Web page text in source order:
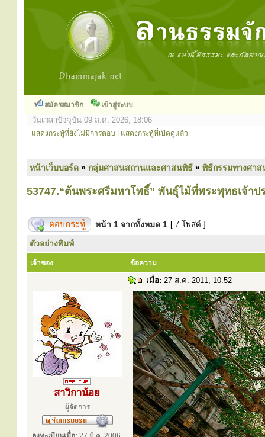
สมัครสมาชิก เข้าสู่ระบบ
วันเวลาปัจจุบัน 09 ส.ค. 2026, 18:06
แสดงกระทู้ที่ยังไม่มีการตอบ แสดงกระทู้ที่เปิดดูแล้ว
หน้าเว็บบอร์ด » กลุ่มศาสนสถานและศาสนพิธี » พิธีกรรมทางศา
53747.“ต้นพระศรีมหาโพธิ์” พันธุ์ไม้ที่พระพุทธเจ้าป
หน้า 1 จากทั้งหมด 1 [ 7 โพสต์ ]
ตัวอย่างพิมพ์
เจ้าของ ข้อความ
เมื่อ: 27 ส.ค. 2011, 10:52
สาวิกาน้อย
ผู้จัดการ